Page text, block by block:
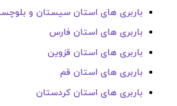
باربری های استان سیستان و
باربری های استان فارس
باربری های استان قزوین
باربری های استان قم
باربری های استان کردستان